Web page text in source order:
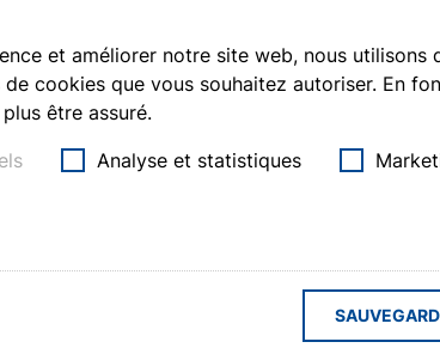
et améliorer notre site web, nous utilisons
cookies que vous souhaitez autoriser. En
être assuré.
Analyse et statistiques